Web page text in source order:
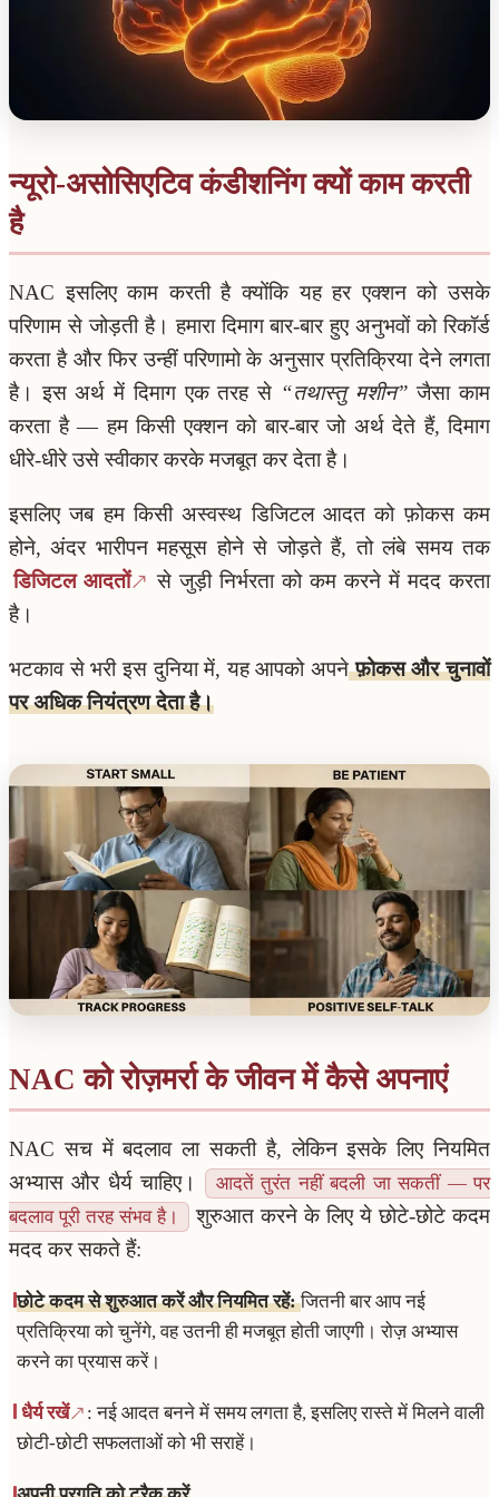
न्यूरो-असोसिएटिव कंडीशनिंग क्यों काम करती
है
NAC इसलिए काम करती है क्योंकि यह हर एक्शन को उसके
परिणाम से जोड़ती है। हमारा दिमाग बार-बार हुए अनुभवों को रिकॉर्ड
करता है और फिर उन्हीं परिणामो के अनुसार प्रतिक्रिया देने लगता
है। इस अर्थ में दिमाग एक तरह से “तथास्तु मशीन” जैसा काम
करता है — हम किसी एक्शन को बार-बार जो अर्थ देते हैं, दिमाग
धीरे-धीरे उसे स्वीकार करके मजबूत कर देता है।
इसलिए जब हम किसी अस्वस्थ डिजिटल आदत को फ़ोकस कम
होने, अंदर भारीपन महसूस होने से जोड़ते हैं, तो लंबे समय तक
डिजिटल आदतों
से जुड़ी निर्भरता को कम करने में मदद करता
है।
भटकाव से भरी इस दुनिया में, यह आपको अपनेफ़ोकस और चुनावों
पर अधिक नियंत्रण देता है।
NAC को रोज़मर्रा के जीवन में कैसे अपनाएं
NAC सच में बदलाव ला सकती है, लेकिन इसके लिए नियमित
अभ्यास और धैर्य चाहिए।
आदतें तुरंत नहीं बदली जा सकतीं — पर
बदलाव पूरी तरह संभव है।
शुरुआत करने के लिए ये छोटे-छोटे कदम
मदद कर सकते हैं:
छोटे कदम से शुरुआत करें और नियमित रहें:जितनी बार आप नई
प्रतिक्रिया को चुनेंगे, वह उतनी ही मजबूत होती जाएगी। रोज़ अभ्यास
करने का प्रयास करें।
धैर्य रखें
: नई आदत बनने में समय लगता है, इसलिए रास्ते में मिलने वाली
छोटी-छोटी सफलताओं को भी सराहें।